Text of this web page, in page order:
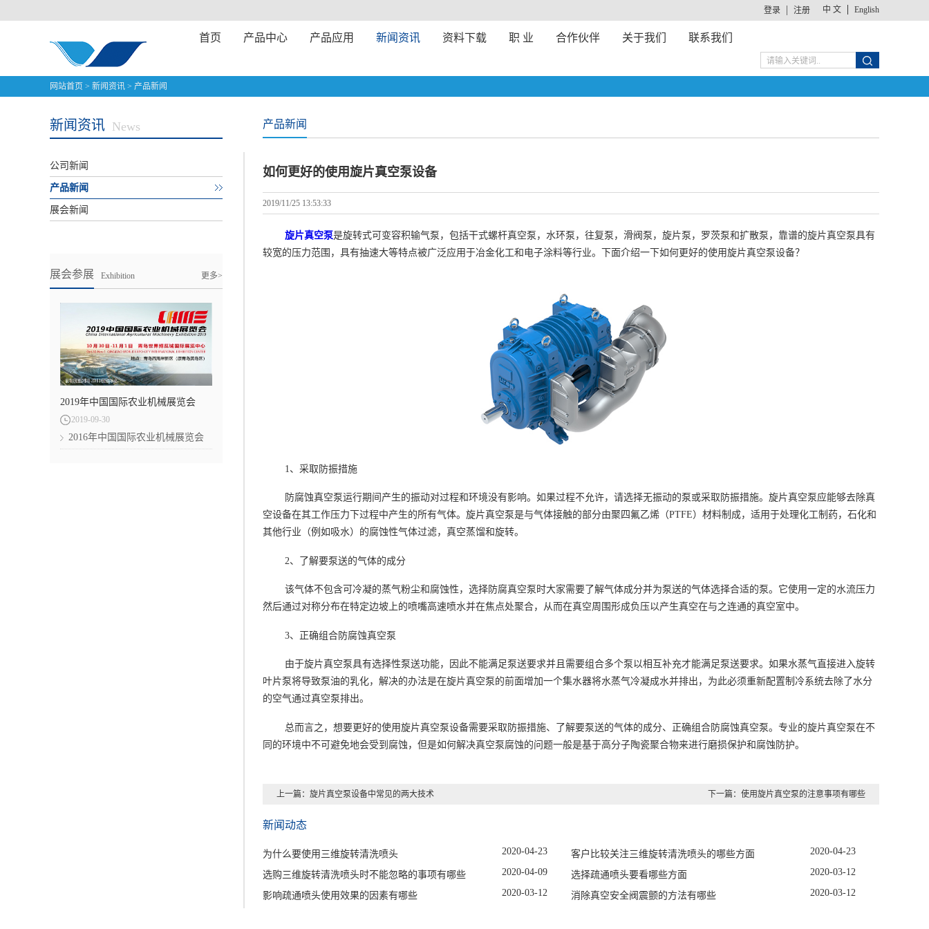
中 文 English
登录 注册
首页 产品中心 产品应用 新闻资讯 资料下载 职 业 合作伙伴 关于我们 联系我们
网站首页 > 新闻资讯 > 产品新闻
新闻资讯 News
公司新闻
产品新闻
展会新闻
展会参展 Exhibition 更多>
2019年中国国际农业机械展览会
2019-09-30
2016年中国国际农业机械展览会
产品新闻
如何更好的使用旋片真空泵设备
2019/11/25 13:53:33
旋片真空泵是旋转式可变容积输气泵，包括干式螺杆真空泵，水环泵，往复泵，滑阀泵，旋片泵，罗茨泵和扩散泵，靠谱的旋片真空泵具有
较宽的压力范围，具有抽速大等特点被广泛应用于冶金化工和电子涂料等行业。下面介绍一下如何更好的使用旋片真空泵设备？
1、采取防振措施
防腐蚀真空泵运行期间产生的振动对过程和环境没有影响。如果过程不允许，请选择无振动的泵或采取防振措施。旋片真空泵应能够去除真
空设备在其工作压力下过程中产生的所有气体。旋片真空泵是与气体接触的部分由聚四氟乙烯（PTFE）材料制成，适用于处理化工制药，石化和
其他行业（例如吸水）的腐蚀性气体过滤，真空蒸馏和旋转。
2、了解要泵送的气体的成分
该气体不包含可冷凝的蒸气粉尘和腐蚀性，选择防腐真空泵时大家需要了解气体成分并为泵送的气体选择合适的泵。它使用一定的水流压力
然后通过对称分布在特定边坡上的喷嘴高速喷水并在焦点处聚合，从而在真空周围形成负压以产生真空在与之连通的真空室中。
3、正确组合防腐蚀真空泵
由于旋片真空泵具有选择性泵送功能，因此不能满足泵送要求并且需要组合多个泵以相互补充才能满足泵送要求。如果水蒸气直接进入旋转
叶片泵将导致泵油的乳化，解决的办法是在旋片真空泵的前面增加一个集水器将水蒸气冷凝成水并排出，为此必须重新配置制冷系统去除了水分
的空气通过真空泵排出。
总而言之，想要更好的使用旋片真空泵设备需要采取防振措施、了解要泵送的气体的成分、正确组合防腐蚀真空泵。专业的旋片真空泵在不
同的环境中不可避免地会受到腐蚀，但是如何解决真空泵腐蚀的问题一般是基于高分子陶瓷聚合物来进行磨损保护和腐蚀防护。
上一篇： 旋片真空泵设备中常见的两大技术 下一篇： 使用旋片真空泵的注意事项有哪些
新闻动态
为什么要使用三维旋转清洗喷头 2020-04-23 客户比较关注三维旋转清洗喷头的哪些方面 2020-04-23
选购三维旋转清洗喷头时不能忽略的事项有哪些 2020-04-09 选择疏通喷头要看哪些方面 2020-03-12
影响疏通喷头使用效果的因素有哪些 2020-03-12 消除真空安全阀震颤的方法有哪些 2020-03-12